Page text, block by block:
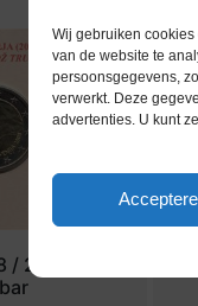
Wij gebruiken
van de website te
persoonsgegevens,
verwerkt. Deze
advertenties. U kunt
2 Euro /